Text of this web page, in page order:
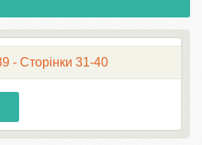
- Сторінки 31-40